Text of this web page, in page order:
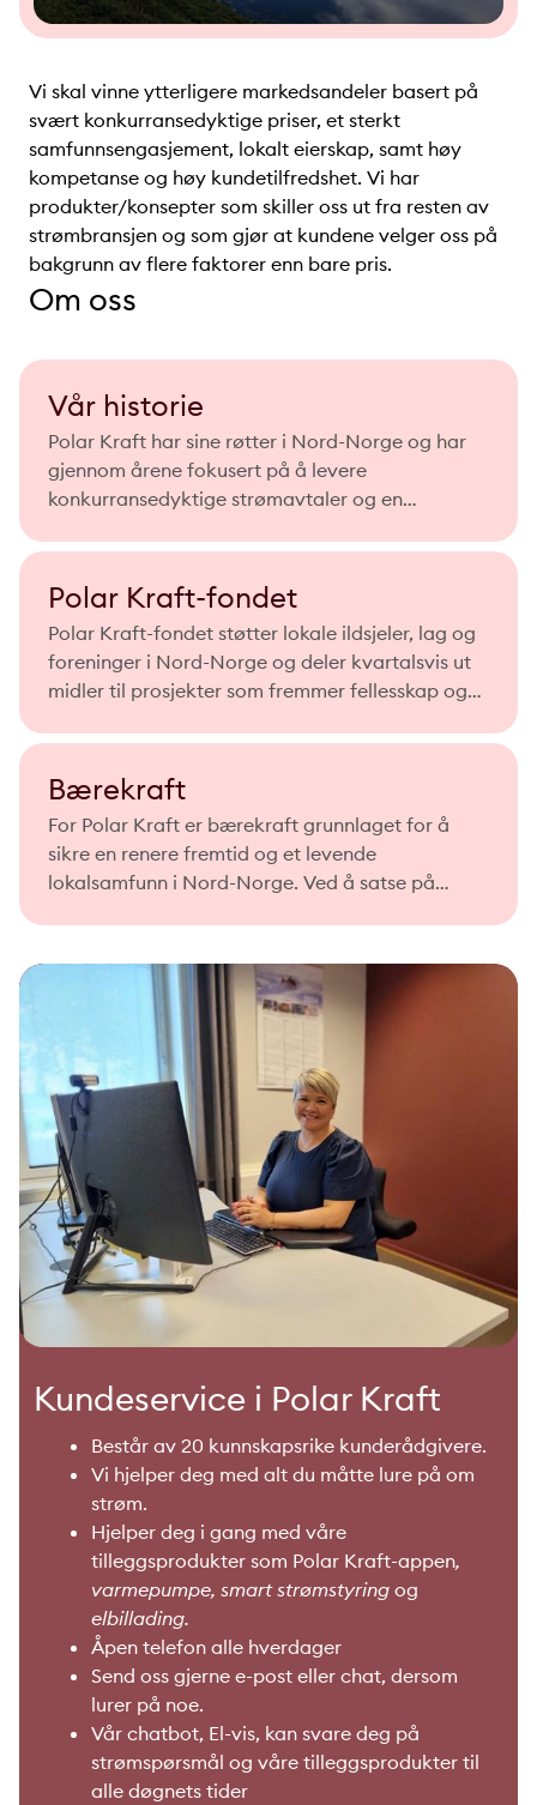
Vi skal vinne ytterligere markedsandeler basert på
svært konkurransedyktige priser, et sterkt
samfunnsengasjement, lokalt eierskap, samt høy
kompetanse og høy kundetilfredshet. Vi har
produkter/konsepter som skiller oss ut fra resten av
strømbransjen og som gjør at kundene velger oss på
bakgrunn av flere faktorer enn bare pris.
Om oss
Vår historie
Polar Kraft har sine røtter i Nord-Norge og har
gjennom årene fokusert på å levere
konkurransedyktige strømavtaler og en
og personlig oppfølging.
Polar Kraft-fondet
Polar Kraft-fondet støtter lokale ildsjeler, lag og
foreninger i Nord-Norge og deler kvartalsvis ut
midler til prosjekter som fremmer fellesskap og
Bærekraft
For Polar Kraft er bærekraft grunnlaget for å
sikre en renere fremtid og et levende
lokalsamfunn i Nord-Norge. Ved å satse på
hver dag.
Kundeservice i Polar Kraft
Består av 20 kunnskapsrike kunderådgivere.
Vi hjelper deg med alt du måtte lure på om
strøm.
Hjelper deg i gang med våre
tilleggsprodukter som Polar Kraft-appen,
varmepumpe, smart strømstyring og
elbillading.
Åpen telefon alle hverdager
Send oss gjerne e-post eller chat, dersom
lurer på noe.
Vår chatbot, El-vis, kan svare deg på
strømspørsmål og våre tilleggsprodukter til
alle døgnets tider